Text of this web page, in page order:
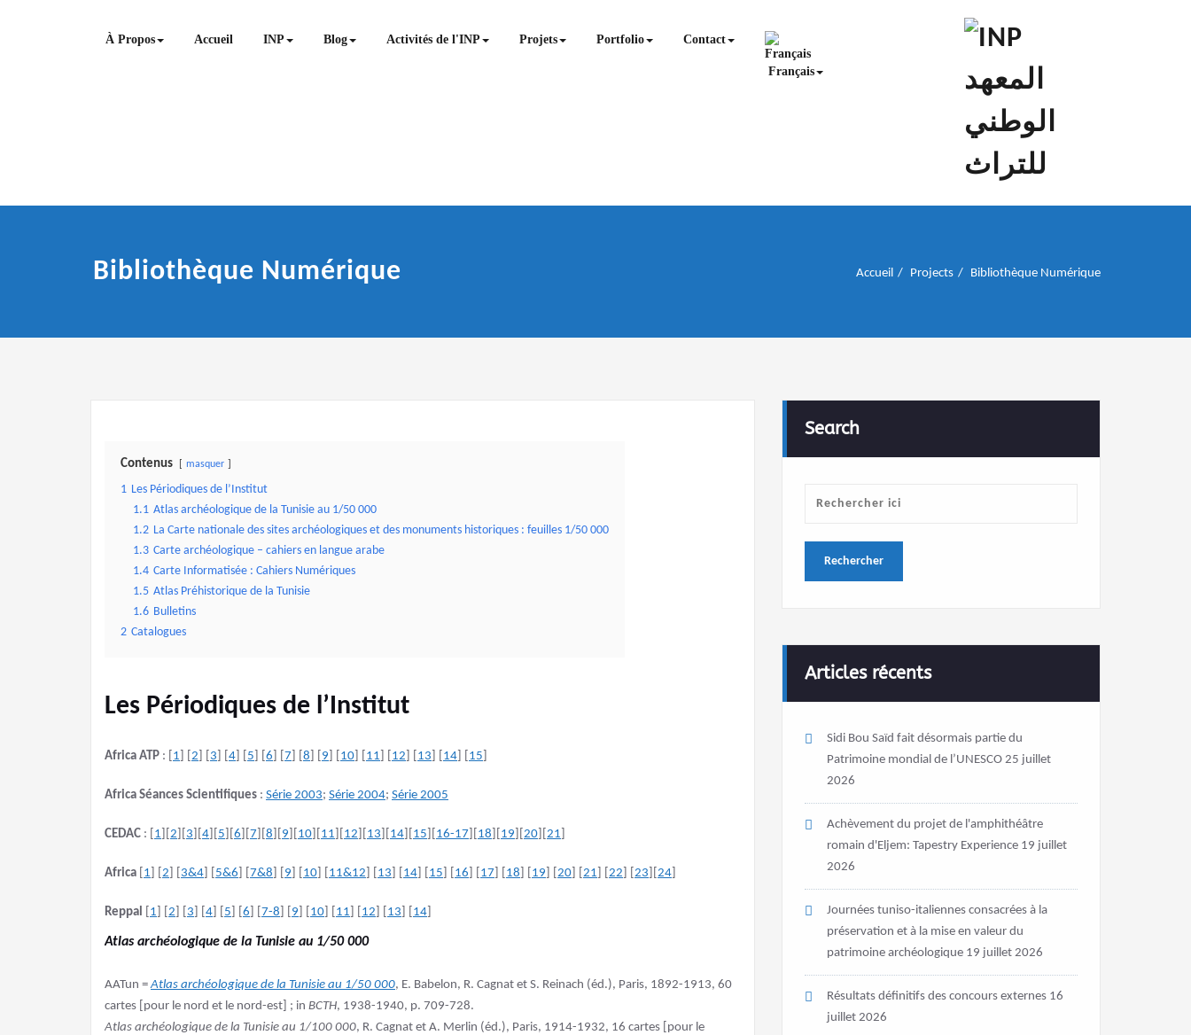
INP المعهد الوطني
للتراث
إن علم الآثار هو أسمى أنواع البحوث
À Propos Accueil INP Blog Activités de l'INP Projets Portfolio Contact
Français
Bibliothèque Numérique Accueil Projects Bibliothèque Numérique
Contenus masquer
1 Les Périodiques de l’Institut
1.1 Atlas archéologique de la Tunisie au 1/50 000
1.2 La Carte nationale des sites archéologiques et des monuments historiques : feuilles 1/50 000
1.3 Carte archéologique – cahiers en langue arabe
1.4 Carte Informatisée : Cahiers Numériques
1.5 Atlas Préhistorique de la Tunisie
1.6 Bulletins
2 Catalogues
Les Périodiques de l’Institut
Africa ATP : [ 1 2 3 4 5 6 7 8 9 10 11 12 13 14 15
Africa Séances Scientifiques : Série 2003; Série 2004; Série 2005
CEDAC : [ 1 2 3 4 5 6 7 8 9 10 11 12 13 14 15 16-17 18 19 20 21
Africa 1 2 3&4 5&6 7&8 9 10 11&12 13 14 15 16 17 18 19 20 21 22 23 24
Reppal 1 2 3 4 5 6 7-8 9 10 11 12 13 14
Atlas archéologique de la Tunisie au 1/50 000
AATun =Atlas archéologique de la Tunisie au 1/50 000, E. Babelon, R. Cagnat et S. Reinach (éd.), Paris, 1892-1913, 60
cartes [pour le nord et le nord-est] ; in BCTH, 1938-1940, p. 709-728.
Atlas archéologique de la Tunisie au 1/100 000, R. Cagnat et A. Merlin (éd.), Paris, 1914-1932, 16 cartes [pour le
Search
Articles récents
Sidi Bou Saïd fait désormais partie du
Patrimoine mondial de l’UNESCO 25 juillet
2026
Achèvement du projet de l'amphithéâtre
romain d'Eljem: Tapestry Experience 19 juillet
2026
Journées tuniso-italiennes consacrées à la
préservation et à la mise en valeur du
patrimoine archéologique 19 juillet 2026
Résultats définitifs des concours externes 16
juillet 2026